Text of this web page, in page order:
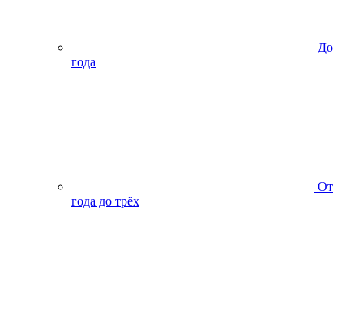
До
года
От
года до трёх